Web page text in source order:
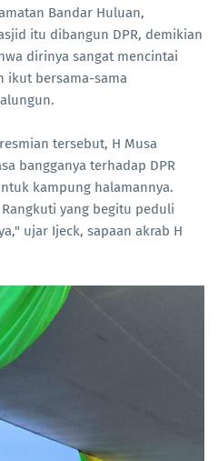
Bandar Huluan,
itu dibangun DPR, demikian
dirinya sangat mencintai
ikut bersama-sama
tersebut, H Musa
bangganya terhadap DPR
kampung halamannya.
yang begitu peduli
ujar Ijeck, sapaan akrab H